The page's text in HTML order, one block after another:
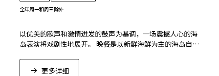
全年周一和周三除外
以优美的歌声和激情迸发的鼓声为基调，一场震撼人心的海
岛表演将戏剧性地展开。 晚餐是以新鲜海鲜为主的海岛自助
更多详细